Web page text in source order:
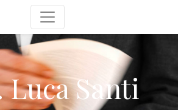
Luca Santi